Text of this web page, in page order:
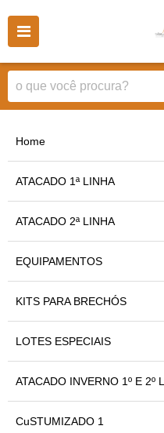
Home
ATACADO 1ª LINHA
ATACADO 2ª LINHA
EQUIPAMENTOS
KITS PARA BRECHÓS
LOTES ESPECIAIS
ATACADO INVERNO 1º E 2º
CuSTUMIZADO 1